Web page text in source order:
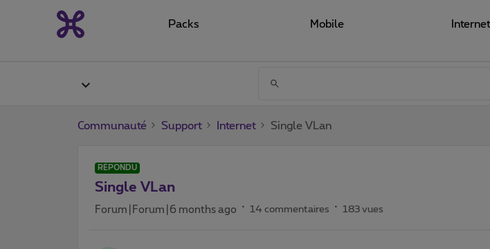
Packs Mobile Internet
Communauté Support Internet Single VLan
RÉPONDU
Single VLan
Forum|Forum|6 months ago 14 commentaires 183 vues